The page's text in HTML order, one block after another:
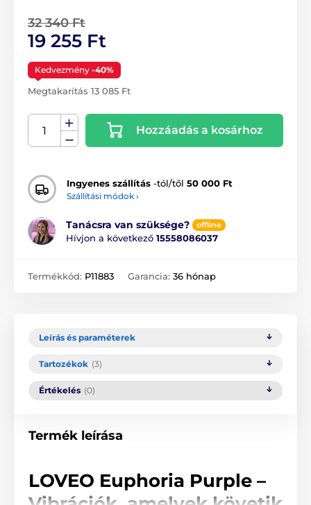
32 340 Ft
19 255 Ft
Kedvezmény -40%
Megtakarítás 13 085 Ft
Hozzáadás a kosárhoz
Ingyenes szállítás -tól/től 50 000 Ft
Szállítási módok ›
Tanácsra van szüksége? offline
Hívjon a következő 15558086037
Termékkód: P11883 Garancia: 36 hónap
Leírás és paraméterek
Tartozékok (3)
Értékelés (0)
Termék leírása
LOVEO Euphoria Purple –